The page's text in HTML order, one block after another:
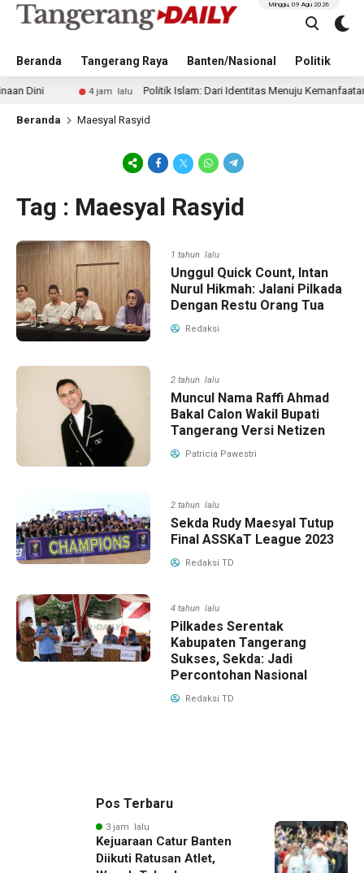
Beranda Tangerang Raya Banten/Nasional Politik
Minggu, 09 Agu 2026
4 jam lalu Politik Islam: Dari Identitas Menuju Kemanfaatan
Beranda Maesyal Rasyid
Tag : Maesyal Rasyid
1 tahun lalu
Unggul Quick Count, Intan
Nurul Hikmah: Jalani Pilkada
Dengan Restu Orang Tua
Redaksi
2 tahun lalu
Muncul Nama Raffi Ahmad
Bakal Calon Wakil Bupati
Tangerang Versi Netizen
Patricia Pawestri
2 tahun lalu
Sekda Rudy Maesyal Tutup
Final ASSKaT League 2023
Redaksi TD
4 tahun lalu
Pilkades Serentak
Kabupaten Tangerang
Sukses, Sekda: Jadi
Percontohan Nasional
Redaksi TD
Pos Terbaru
3 jam lalu
Kejuaraan Catur Banten
Diikuti Ratusan Atlet,